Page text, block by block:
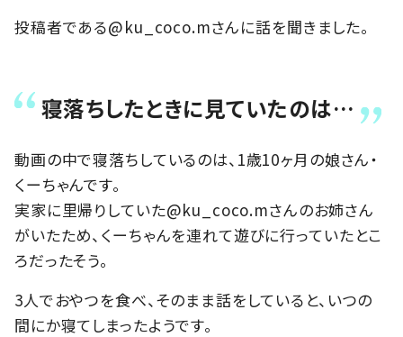
投稿者である@ku_coco.mさんに話を聞きました。
寝落ちしたときに見ていたのは…
動画の中で寝落ちしているのは、1歳10ヶ月の娘さん・
くーちゃんです。
実家に里帰りしていた@ku_coco.mさんのお姉さん
がいたため、くーちゃんを連れて遊びに行っていたとこ
ろだったそう。
3人でおやつを食べ、そのまま話をしていると、いつの
間にか寝てしまったようです。